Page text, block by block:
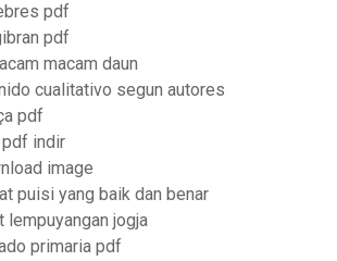
pdf
pdf
macam daun
cualitativo segun autores
pdf
indir
image
puisi yang baik dan benar
lempuyangan jogja
primaria pdf